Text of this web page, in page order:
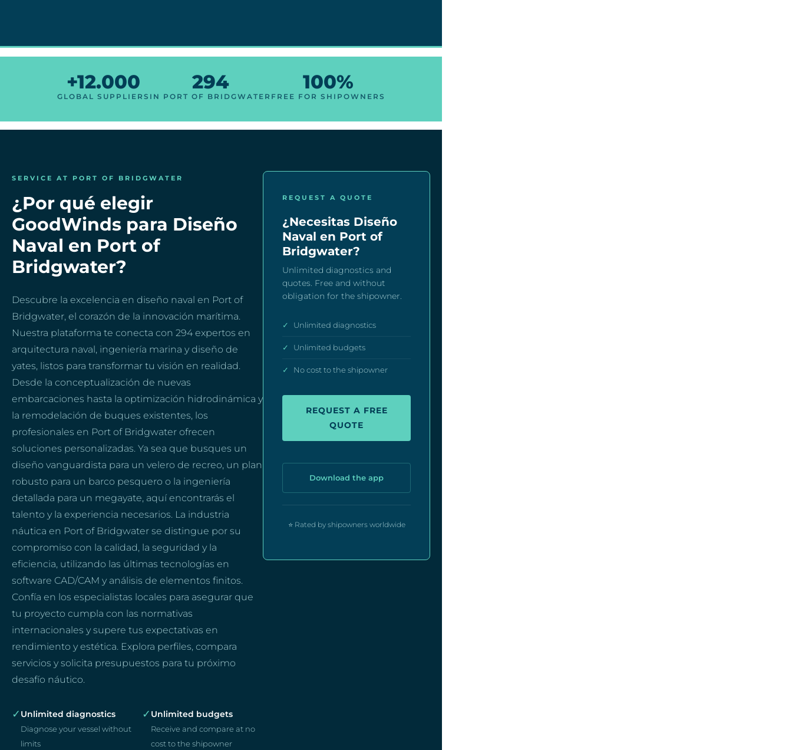
+12.000
GLOBAL SUPPLIERS
294
IN PORT OF BRIDGWATER
100%
FREE FOR SHIPOWNERS
SERVICE AT PORT OF BRIDGWATER
¿Por qué elegir
GoodWinds para Diseño
Naval en Port of
Bridgwater?
Descubre la excelencia en diseño naval en Port of
Bridgwater, el corazón de la innovación marítima.
Nuestra plataforma te conecta con 294 expertos en
arquitectura naval, ingeniería marina y diseño de
yates, listos para transformar tu visión en realidad.
Desde la conceptualización de nuevas
embarcaciones hasta la optimización hidrodinámica y
la remodelación de buques existentes, los
profesionales en Port of Bridgwater ofrecen
soluciones personalizadas. Ya sea que busques un
diseño vanguardista para un velero de recreo, un plan
robusto para un barco pesquero o la ingeniería
detallada para un megayate, aquí encontrarás el
talento y la experiencia necesarios. La industria
náutica en Port of Bridgwater se distingue por su
compromiso con la calidad, la seguridad y la
eficiencia, utilizando las últimas tecnologías en
software CAD/CAM y análisis de elementos finitos.
Confía en los especialistas locales para asegurar que
tu proyecto cumpla con las normativas
internacionales y supere tus expectativas en
rendimiento y estética. Explora perfiles, compara
servicios y solicita presupuestos para tu próximo
desafío náutico.
✓ Unlimited diagnostics
Diagnose your vessel without
limits
✓ Unlimited budgets
Receive and compare at no
cost to the shipowner
REQUEST A QUOTE
¿Necesitas Diseño
Naval en Port of
Bridgwater?
Unlimited diagnostics and
quotes. Free and without
obligation for the shipowner.
✓ Unlimited diagnostics
✓ Unlimited budgets
✓ No cost to the shipowner
REQUEST A FREE
QUOTE
Download the app
⭐ Rated by shipowners worldwide